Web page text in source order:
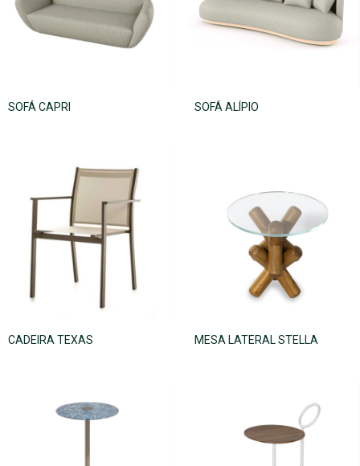
SOFÁ CAPRI SOFÁ ALÍPIO
CADEIRA TEXAS MESA LATERAL STELLA